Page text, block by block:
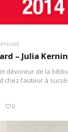
– Julia
dévoreur de la
chez l’auteur à
0